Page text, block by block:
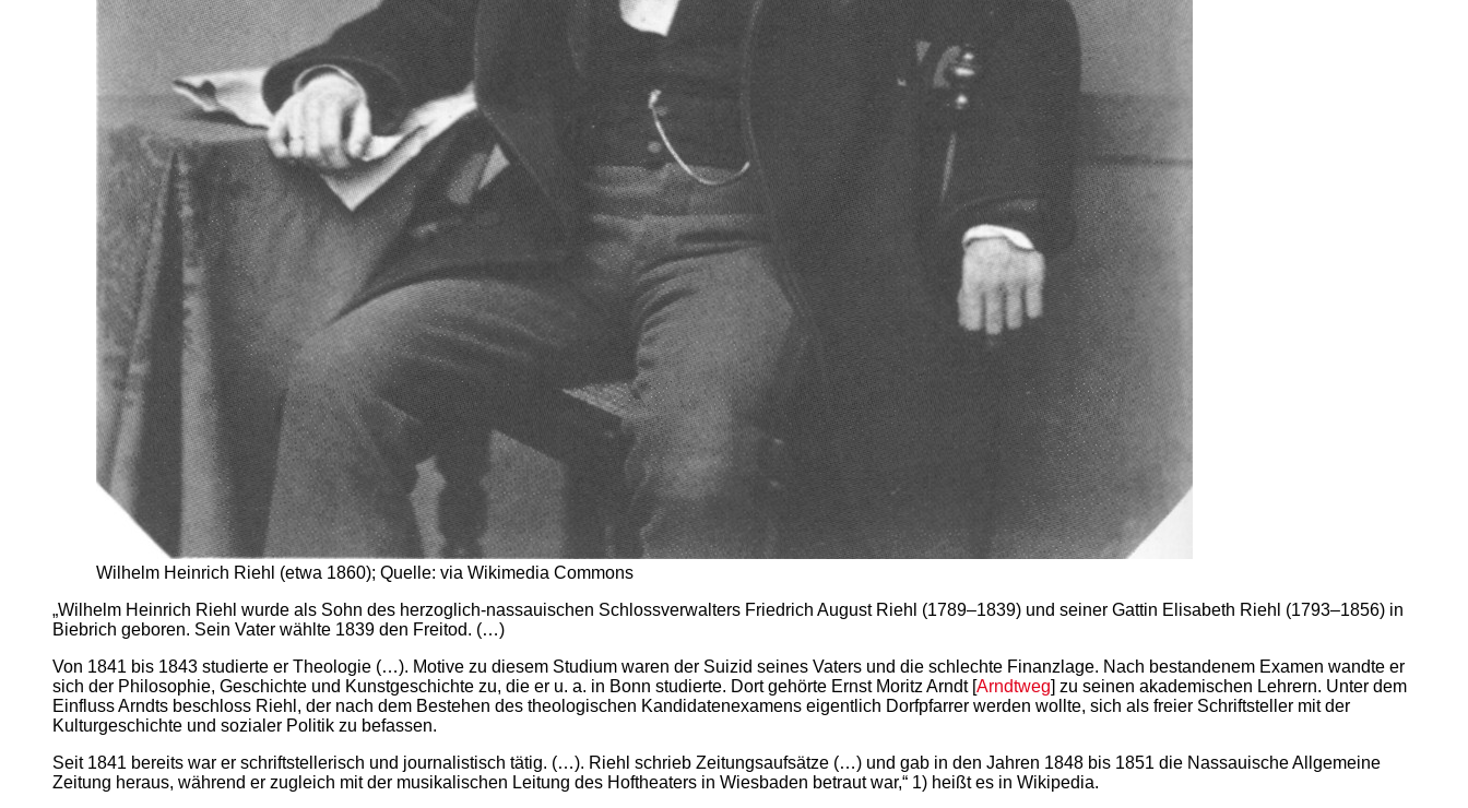
Wilhelm Heinrich Riehl (etwa 1860); Quelle: via Wikimedia Commons
„Wilhelm Heinrich Riehl wurde als Sohn des herzoglich-nassauischen Schlossverwalters Friedrich August Riehl (1789–1839) und seiner Gattin Elisabeth Riehl (1793–1856) in
Biebrich geboren. Sein Vater wählte 1839 den Freitod. (…)
Von 1841 bis 1843 studierte er Theologie (…). Motive zu diesem Studium waren der Suizid seines Vaters und die schlechte Finanzlage. Nach bestandenem Examen wandte er
sich der Philosophie, Geschichte und Kunstgeschichte zu, die er u. a. in Bonn studierte. Dort gehörte Ernst Moritz Arndt [Arndtweg] zu seinen akademischen Lehrern. Unter dem
Einfluss Arndts beschloss Riehl, der nach dem Bestehen des theologischen Kandidatenexamens eigentlich Dorfpfarrer werden wollte, sich als freier Schriftsteller mit der
Kulturgeschichte und sozialer Politik zu befassen.
Seit 1841 bereits war er schriftstellerisch und journalistisch tätig. (…). Riehl schrieb Zeitungsaufsätze (…) und gab in den Jahren 1848 bis 1851 die Nassauische Allgemeine
Zeitung heraus, während er zugleich mit der musikalischen Leitung des Hoftheaters in Wiesbaden betraut war,“ 1) heißt es in Wikipedia.